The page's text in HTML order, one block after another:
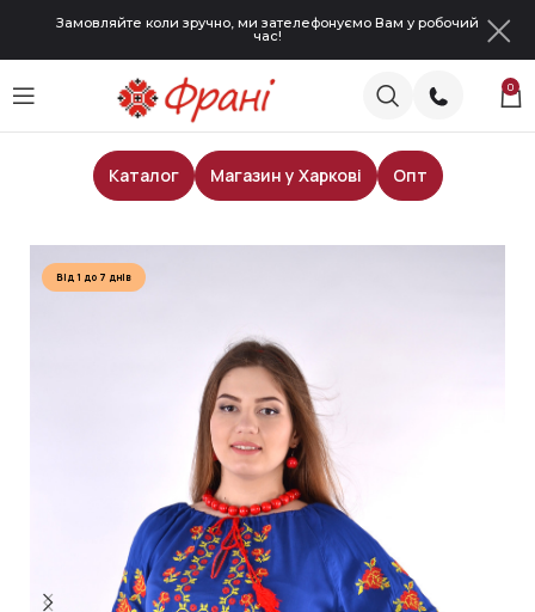
Замовляйте коли зручно, ми зателефонуємо Вам у робочий
час!
0
Каталог Магазин у Харкові
Опт
Жіночі блузи
Від 1 до 7 днів